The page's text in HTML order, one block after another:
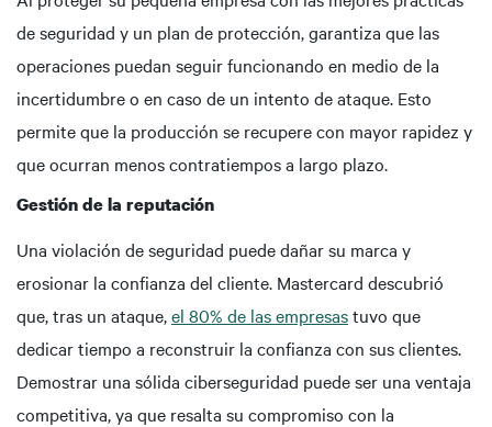
de seguridad y un plan de protección, garantiza que las
operaciones puedan seguir funcionando en medio de la
incertidumbre o en caso de un intento de ataque. Esto
permite que la producción se recupere con mayor rapidez y
que ocurran menos contratiempos a largo plazo.
Gestión de la reputación
Una violación de seguridad puede dañar su marca y
erosionar la confianza del cliente. Mastercard descubrió
que, tras un ataque,el 80% de las empresastuvo que
dedicar tiempo a reconstruir la confianza con sus clientes.
Demostrar una sólida ciberseguridad puede ser una ventaja
competitiva, ya que resalta su compromiso con la